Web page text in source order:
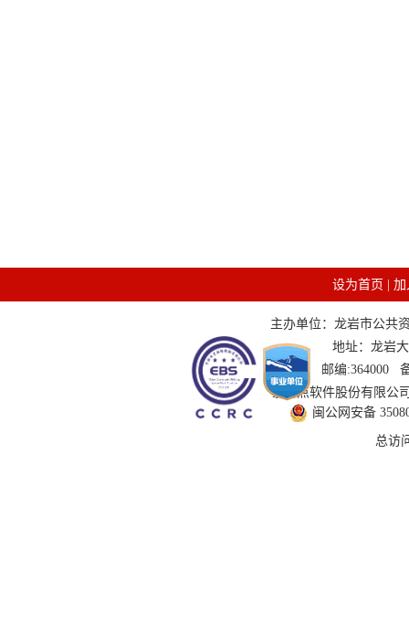
设为首页 加
主办单位：龙岩市公共
地址：龙岩
邮编:364000
技术支持：国泰新点软件股份有限
闽公网安备
总访